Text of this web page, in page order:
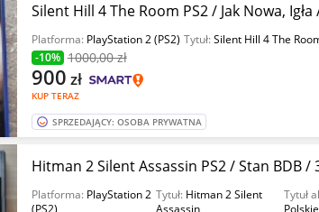
Silent Hill 4 The Room PS2 / Jak Nowa,
Platforma: PlayStation 2 (PS2) Tytuł:Silent Hill 4 The
-10% 1000,00 zł
KUP TERAZ
900 zł
SPRZEDAJĄCY: OSOBA PRYWATNA
Hitman 2 Silent Assassin PS2 / Stan BDB
Platforma: PlayStation 2
(PS2)
Tytuł: Hitman 2 Silent
Assassin
Tytuł